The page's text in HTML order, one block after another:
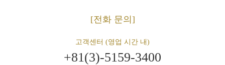
전화 문의
고객센터 (영업 시간 내)
+81(3)-5159-3400